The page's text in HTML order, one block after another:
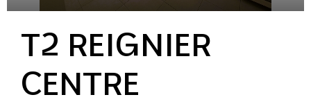
T2 REIGNIER
CENTRE